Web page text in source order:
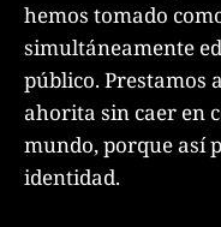
hemos tomado
simultáneamente
público. Prestamos
ahorita sin caer en
mundo, porque así
identidad.